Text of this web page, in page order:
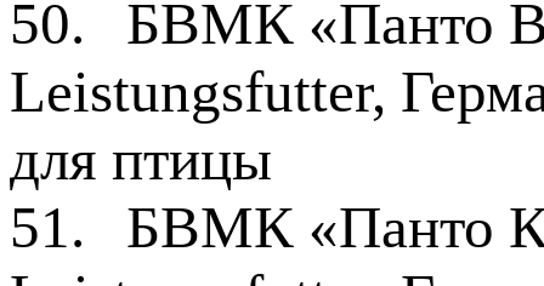
50.
БВМК «Панто
Leistungsfutter,
для птицы
51.
БВМК «Панто